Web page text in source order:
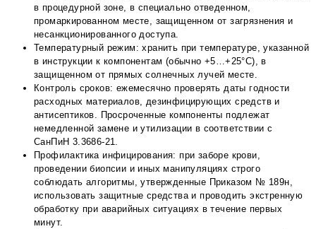
в процедурной зоне, в специально отведенном,
промаркированном месте, защищенном от загрязнения и
несанкционированного доступа.
Температурный режим: хранить при температуре, указанной
в инструкции к компонентам (обычно +5…+25°С), в
защищенном от прямых солнечных лучей месте.
Контроль сроков: ежемесячно проверять даты годности
расходных материалов, дезинфицирующих средств и
антисептиков. Просроченные компоненты подлежат
немедленной замене и утилизации в соответствии с
СанПиН 3.3686-21.
Профилактика инфицирования: при заборе крови,
проведении биопсии и иных манипуляциях строго
соблюдать алгоритмы, утвержденные Приказом № 189н,
использовать защитные средства и проводить экстренную
обработку при аварийных ситуациях в течение первых
минут.